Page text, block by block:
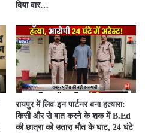
दिया वार…
रायपुर में लिव-इन पार्टनर बना हत्यारा:
किसी और से बात करने के शक में B.Ed
की छात्रा को उतारा मौत के घाट, 24 घंटे